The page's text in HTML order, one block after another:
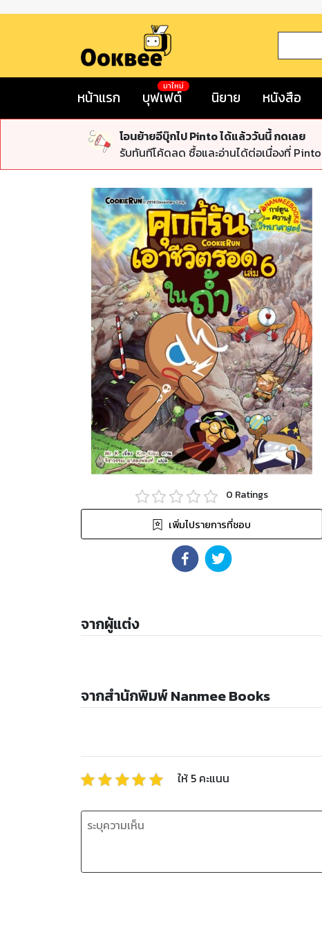
หน้าแรก บุฟเฟต์
มาใหม่
นิยาย หนังสือ
โอนย้ายอีบุ๊กไป Pinto ได้แล้ววันนี้ กดเลย
รับทันทีโค้ดลด ซื้อและอ่านได้ต่อเนื่องที่ Pinto
0 Ratings
เพิ่มไปรายการที่ชอบ
จากผู้แต่ง
จากสำนักพิมพ์ Nanmee Books
ให้ 5 คะแนน